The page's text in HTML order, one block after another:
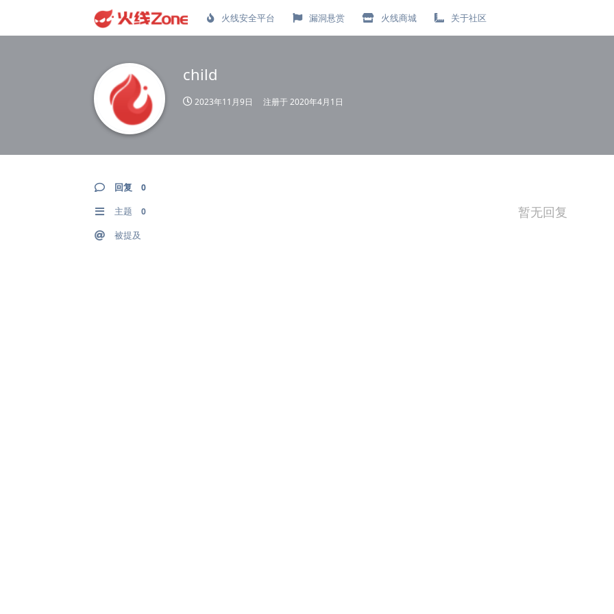
火线安全平台 漏洞悬赏 火线商城 关于社区
child
2023年11月9日 注册于2020年4月1日
回复 0
主题 0
被提及
暂无回复